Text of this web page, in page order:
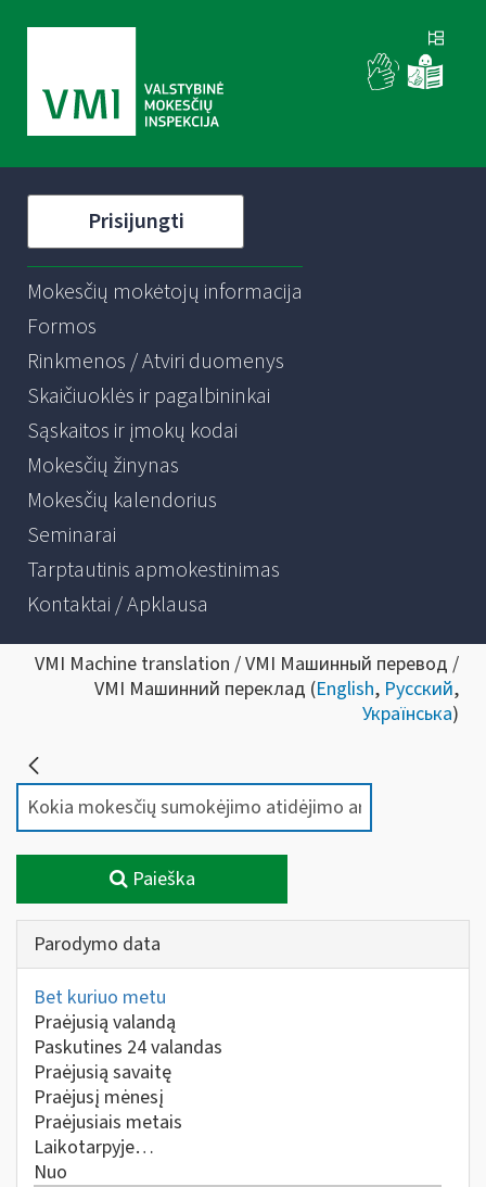
Prisijungti
Mokesčių mokėtojų informacija
Formos
Rinkmenos / Atviri duomenys
Skaičiuoklės ir pagalbininkai
Sąskaitos ir įmokų kodai
Mokesčių žinynas
Mokesčių kalendorius
Seminarai
Tarptautinis apmokestinimas
Kontaktai / Apklausa
VMI Machine translation / VMI Машинный перевод /
VMI Машинний переклад (English, Русский,
Українська)
Paieška
Parodymo data
Bet kuriuo metu
Praėjusią valandą
Paskutines 24 valandas
Praėjusią savaitę
Praėjusį mėnesį
Praėjusiais metais
Laikotarpyje…
Nuo